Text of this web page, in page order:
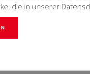
die in unserer